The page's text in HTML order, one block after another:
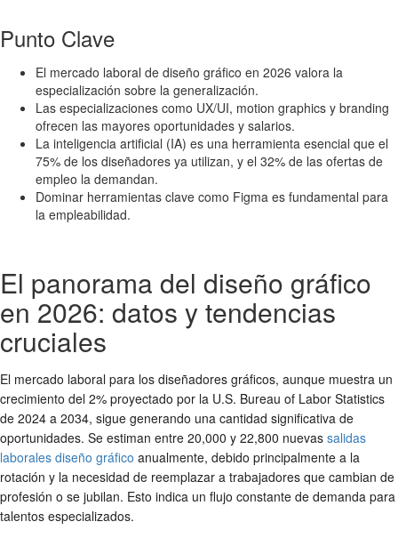
Punto Clave
El mercado laboral de diseño gráfico en 2026 valora la
especialización sobre la generalización.
Las especializaciones como UX/UI, motion graphics y branding
ofrecen las mayores oportunidades y salarios.
La inteligencia artificial (IA) es una herramienta esencial que el
75% de los diseñadores ya utilizan, y el 32% de las ofertas de
empleo la demandan.
Dominar herramientas clave como Figma es fundamental para
la empleabilidad.
El panorama del diseño gráfico
en 2026: datos y tendencias
cruciales
El mercado laboral para los diseñadores gráficos, aunque muestra un
crecimiento del 2% proyectado por la U.S. Bureau of Labor Statistics
de 2024 a 2034, sigue generando una cantidad significativa de
oportunidades. Se estiman entre 20,000 y 22,800 nuevas salidas
laborales diseño gráfico anualmente, debido principalmente a la
rotación y la necesidad de reemplazar a trabajadores que cambian de
profesión o se jubilan. Esto indica un flujo constante de demanda para
talentos especializados.